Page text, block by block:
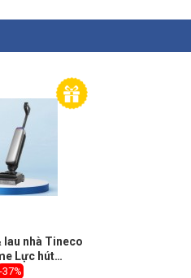
lau nhà Tineco
Lực hút
phẳng 180 độ
-37%